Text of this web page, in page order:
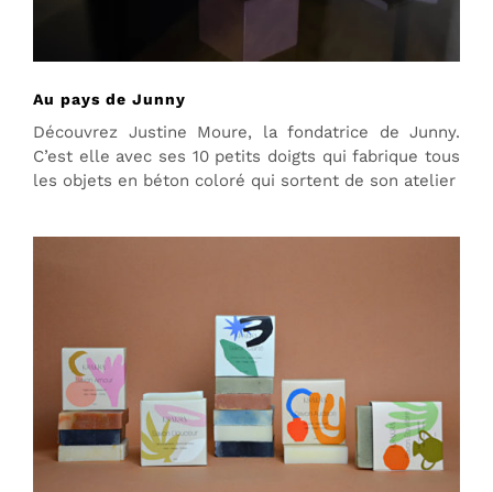
Au pays de Junny
Découvrez Justine Moure, la fondatrice de Junny.
C’est elle avec ses 10 petits doigts qui fabrique tous
les objets en béton coloré qui sortent de son atelier